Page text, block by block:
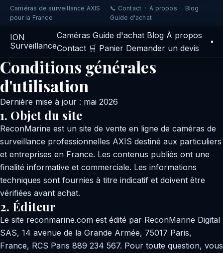
Caméras de surveillance AXIS
pour la France
📞 Contact ·À propos · Blog ·
Guide d'achat
ION
Surveillance
Caméras Guide d'achat Blog À propos
Contact 🛒 Panier Demander un devis
Conditions générales
d'utilisation
Dernière mise à jour : mai 2026
1. Objet du site
ReconMarine est un site de vente en ligne de caméras de
surveillance professionnelles AXIS destiné aux particuliers
et entreprises en France. Les contenus publiés ont une
finalité informative et commerciale. Les informations
techniques sont fournies à titre indicatif et doivent être
vérifiées avant achat.
2. Éditeur
Le site reconmarine.com est édité par ReconMarine Digital
SAS, 14 avenue de la Grande Armée, 75017 Paris,
France, RCS Paris 889 234 567. Pour toute question, vous